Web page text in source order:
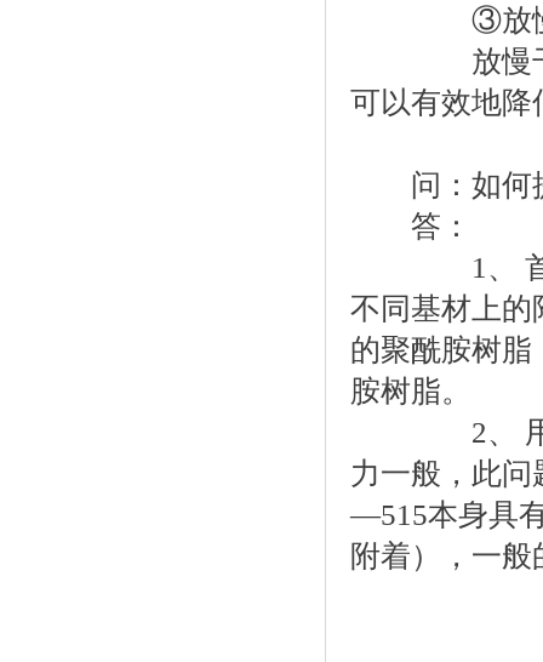
③放慢干式
放慢干式
可以有效地降
问：如何提
答：
1、 首先
不同基材上的
的聚酰胺树
胺树脂。
2、 用聚酰
力一般，此
—515本身具
附着），一